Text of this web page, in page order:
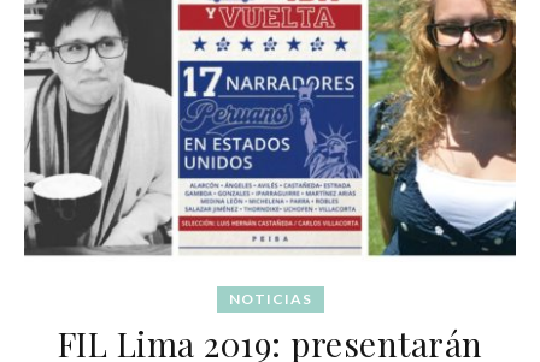
NOTICIAS
FIL Lima 2019: presentarán